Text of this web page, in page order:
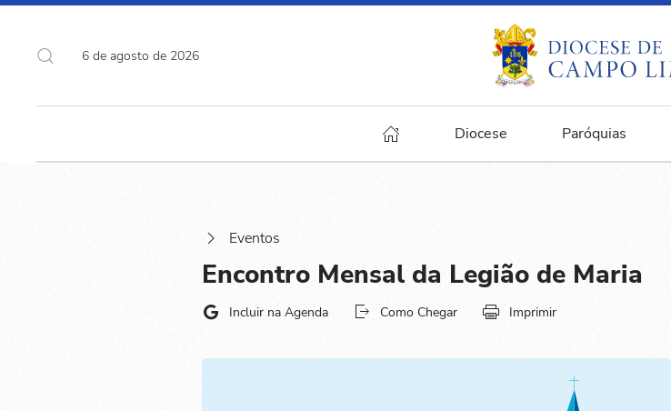
6 de agosto de 2026
Diocese Paróquias
Eventos
Encontro Mensal da Legião de Maria
Incluir na Agenda Como Chegar Imprimir